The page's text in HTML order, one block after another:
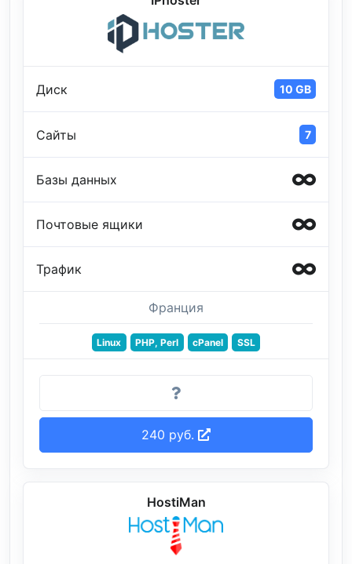
Диск 10 GB
Сайты 7
Базы данных
Почтовые ящики
Трафик
Франция
Linux PHP, Perl cPanel SSL
240 руб.
HostiMan